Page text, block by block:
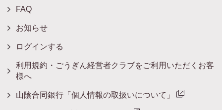
FAQ
お知らせ
ログインする
利用規約・ごうぎん経営者クラブをご利用いただくお客
様へ
山陰合同銀行「個人情報の取扱いについて」